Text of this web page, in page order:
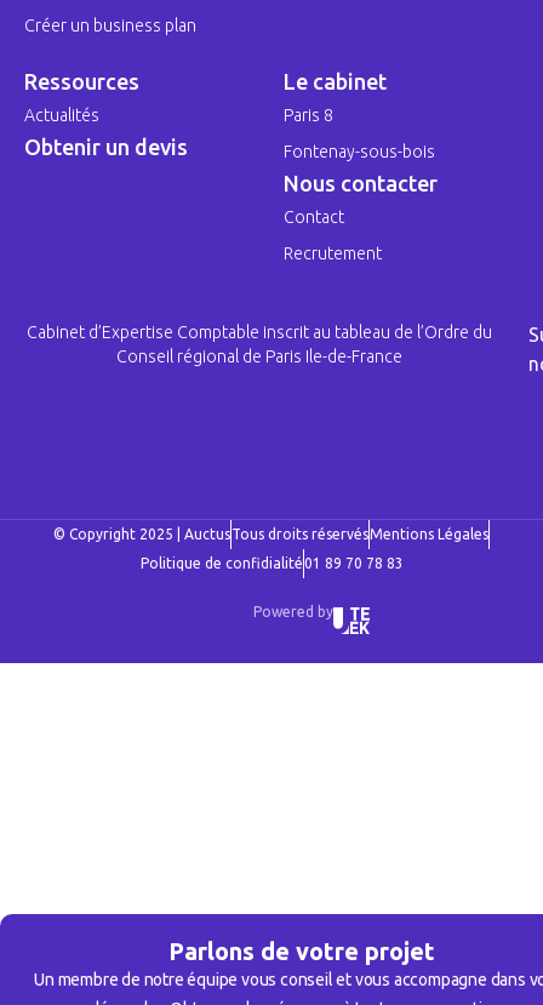
Parlons de votre projet
Un membre de notre équipe vous conseil et vous accompagne dans
Créer un business plan
Ressources
Actualités
Obtenir un devis
Le cabinet
Paris 8
Fontenay-sous-bois
Nous contacter
Contact
Recrutement
Cabinet d’Expertise Comptable inscrit au tableau de l’Ordre du
Conseil régional de Paris Ile-de-France
© Copyright 2025 | AuctusTous droits réservésMentions Légales
Politique de confidialité01 89 70 78 83
Powered by